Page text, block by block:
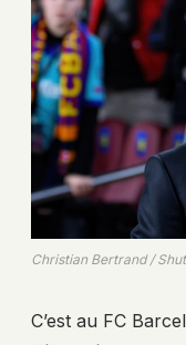
Christian Bertrand /
C’est au FC